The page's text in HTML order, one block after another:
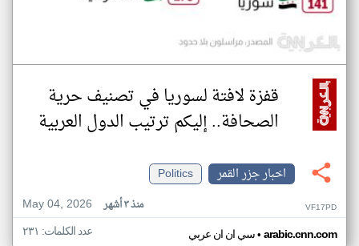
قفزة لافتة لسوريا في تصنيف حرية
الصحافة.. إليكم ترتيب الدول العربية
اخبار جزر القمر
Politics
May 04, 2026
منذ ٣ أشهر VF17PD
سي ان ان عربي• arabic.cnn.com عدد الكلمات: ٢٣١